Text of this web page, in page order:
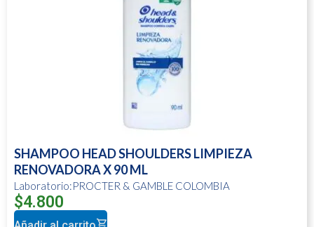
SHAMPOO HEAD SHOULDERS LIMPIEZA
RENOVADORA X 90 ML
Laboratorio:PROCTER & GAMBLE COLOMBIA
$4.800